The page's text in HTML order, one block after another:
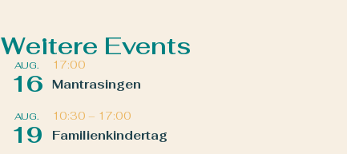
Weitere Events
AUG.
16
17:00
Mantrasingen
AUG.
19
10:30 – 17:00
Familienkindertag